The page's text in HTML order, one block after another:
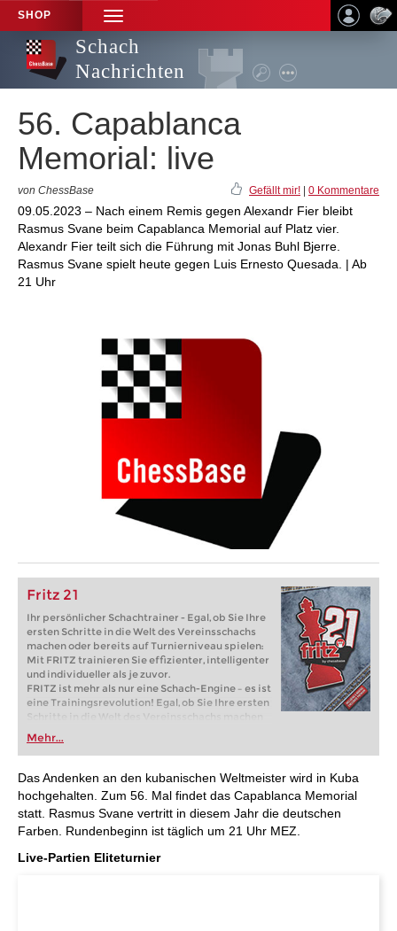
SHOP
TOGGLE
NAVIGATION
Schach
Nachrichten
56. Capablanca
Memorial: live
von ChessBase Gefällt mir! 0 Kommentare
09.05.2023 – Nach einem Remis gegen Alexandr Fier bleibt
Rasmus Svane beim Capablanca Memorial auf Platz vier.
Alexandr Fier teilt sich die Führung mit Jonas Buhl Bjerre.
Rasmus Svane spielt heute gegen Luis Ernesto Quesada. | Ab
21 Uhr
Fritz 21
Ihr persönlicher Schachtrainer - Egal, ob Sie Ihre
ersten Schritte in die Welt des Vereinsschachs
machen oder bereits auf Turnierniveau spielen:
Mit FRITZ trainieren Sie effizienter, intelligenter
und individueller als je zuvor.
FRITZ ist mehr als nur eine Schach-Engine – es ist
eine Trainingsrevolution! Egal, ob Sie Ihre ersten
Schritte in die Welt des Vereinsschachs machen
oder bereits auf Turnierniveau spielen: Mit
FRITZ trainieren Sie effizienter, intelligenter und
individueller als je zuvor.
Mehr...
Das Andenken an den kubanischen Weltmeister wird in Kuba
hochgehalten. Zum 56. Mal findet das Capablanca Memorial
statt. Rasmus Svane vertritt in diesem Jahr die deutschen
Farben. Rundenbeginn ist täglich um 21 Uhr MEZ.
Live-Partien Eliteturnier